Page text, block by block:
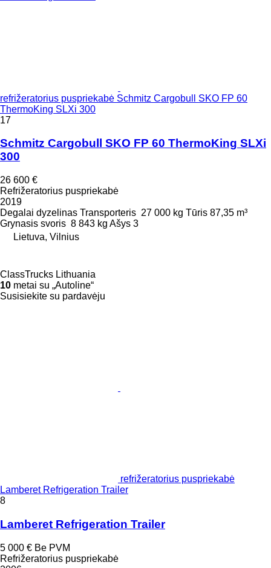
refrižeratorius puspriekabė Schmitz Cargobull SKO FP 60
ThermoKing SLXi 300
17
Schmitz Cargobull SKO FP 60 ThermoKing SLXi
300
26 600 €
Refrižeratorius puspriekabė
2019
Degalai dyzelinas Transporteris 27 000 kg Tūris 87,35 m³
Grynasis svoris 8 843 kg Ašys 3
Lietuva, Vilnius
ClassTrucks Lithuania
10 metai su „Autoline“
Susisiekite su pardavėju
refrižeratorius puspriekabė
Lamberet Refrigeration Trailer
8
Lamberet Refrigeration Trailer
5 000 € Be PVM
Refrižeratorius puspriekabė